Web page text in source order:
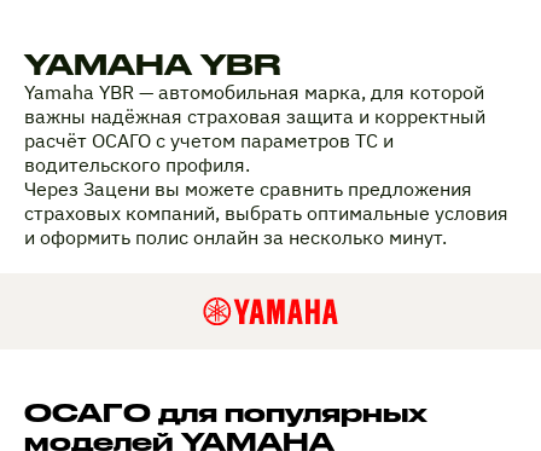
YAMAHA YBR
Yamaha YBR — автомобильная марка, для которой
важны надёжная страховая защита и корректный
расчёт ОСАГО с учетом параметров ТС и
водительского профиля.
Через Зацени вы можете сравнить предложения
страховых компаний, выбрать оптимальные условия
и оформить полис онлайн за несколько минут.
ОСАГО для популярных
моделей YAMAHA